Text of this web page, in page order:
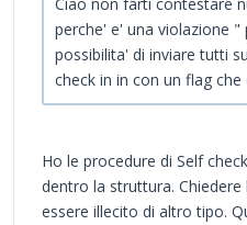
perche' e' una violazione "
possibilita' di inviare tutti
check in in con un flag
Ho le procedure di Self
dentro la struttura.
essere illecito di altro tipo.